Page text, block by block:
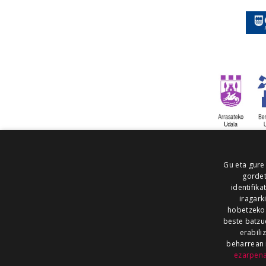
ALEA
Gu eta
hobetzeko.
beste
beharrean